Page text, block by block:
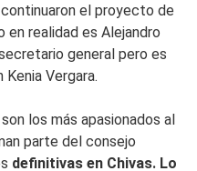
el proyecto de
en realidad es Alejandro
general pero es
Vergara.
los más apasionados al
parte del consejo
definitivas en Chivas. Lo